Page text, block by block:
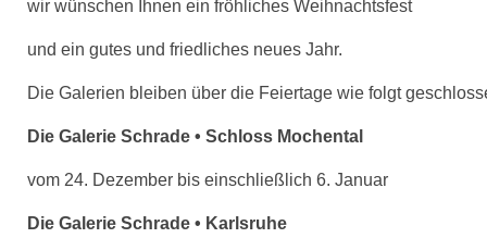
wir wünschen Ihnen ein fröhliches Weihnachtsfest
und ein gutes und friedliches neues Jahr.
Die Galerien bleiben über die Feiertage wie folgt
Die Galerie Schrade • Schloss Mochental
vom 24. Dezember bis einschließlich 6. Januar
Die Galerie Schrade • Karlsruhe